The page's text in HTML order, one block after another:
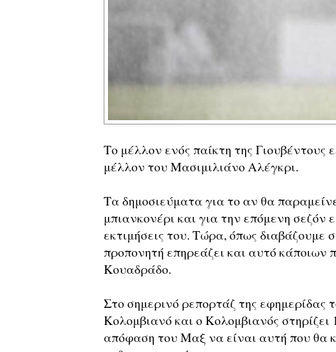
Το μέλλον ενός παίκτη της
μέλλον του Μασιμιλιάνο Αλέγκρι.
Τα δημοσιεύματα για το αν θα
μπιανκονέρι και για την επόμενη σεζόν
εκτιμήσεις του. Τώρα, όπως διαβάζουμε
προπονητή επηρεάζει και αυτό
Κουαδράδο.
Στο σημερινό ρεπορτάζ της εφημερίδας
Κολομβιανό και ο Κολομβιανός
απόφαση του Μαξ να είναι αυτή που θα